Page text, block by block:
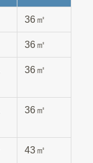
36㎡
36㎡
36㎡
36㎡
43㎡